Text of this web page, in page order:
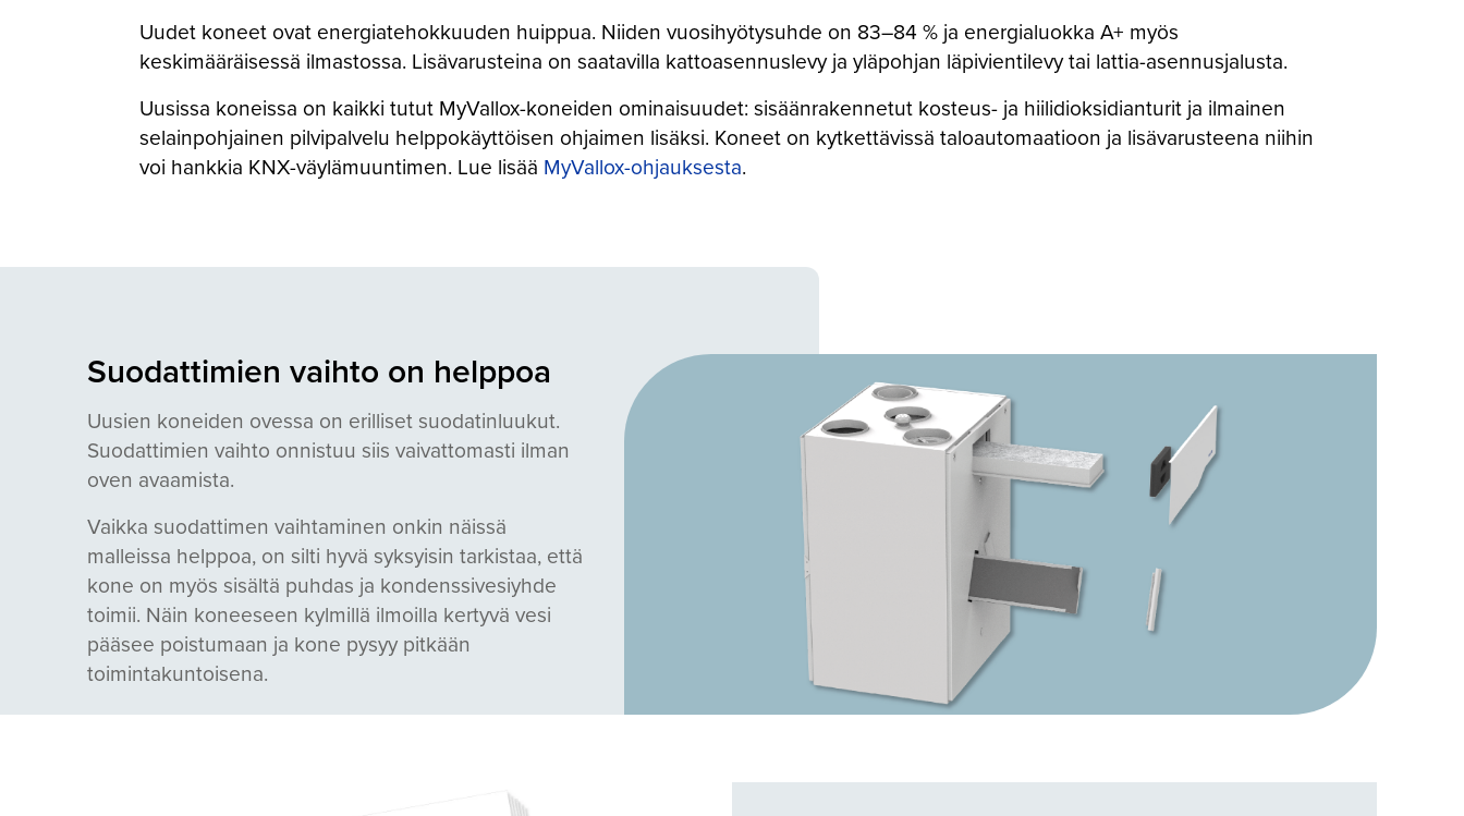
Uudet koneet ovat energiatehokkuuden huippua. Niiden vuosihyötysuhde on 83–84 % ja energialuokka A+ myös
keskimääräisessä ilmastossa. Lisävarusteina on saatavilla kattoasennuslevy ja yläpohjan läpivientilevy tai lattia-asennusjalusta.
Uusissa koneissa on kaikki tutut MyVallox-koneiden ominaisuudet: sisäänrakennetut kosteus- ja hiilidioksidianturit ja ilmainen
selainpohjainen pilvipalvelu helppokäyttöisen ohjaimen lisäksi. Koneet on kytkettävissä taloautomaatioon ja lisävarusteena niihin
voi hankkia KNX-väylämuuntimen. Lue lisää MyVallox-ohjauksesta.
Suodattimien vaihto on helppoa
Uusien koneiden ovessa on erilliset suodatinluukut.
Suodattimien vaihto onnistuu siis vaivattomasti ilman
oven avaamista.
Vaikka suodattimen vaihtaminen onkin näissä
malleissa helppoa, on silti hyvä syksyisin tarkistaa, että
kone on myös sisältä puhdas ja kondenssivesiyhde
toimii. Näin koneeseen kylmillä ilmoilla kertyvä vesi
pääsee poistumaan ja kone pysyy pitkään
toimintakuntoisena.